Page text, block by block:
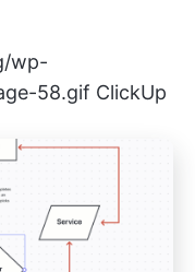
wp-
58.gif ClickUp